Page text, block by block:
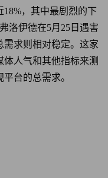
，其中最剧烈的下
洛伊德在5月25日遇害
需求则相对稳定。这家
人气和其他指标来测
台的总需求。